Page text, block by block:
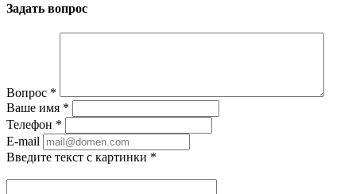
Задать вопрос
Вопрос *
Ваше имя *
Телефон *
E-mail
Введите текст с картинки *